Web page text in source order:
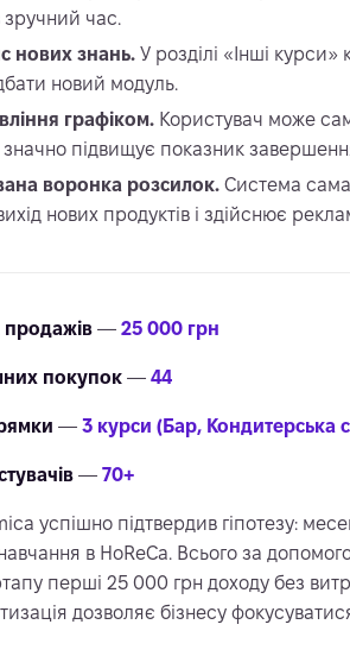
зручний час.
нових знань. У розділі «Інші
новий модуль.
графіком. Користувач може
значно підвищує показник
воронка розсилок. Система
нових продуктів і здійснює
продажів — 25 000 грн
покупок — 44
— 3 курси (Бар, Кондитерська
— 70+
успішно підтвердив гіпотезу:
в HoReCa. Всього за
перші 25 000 грн доходу без
дозволяє бізнесу